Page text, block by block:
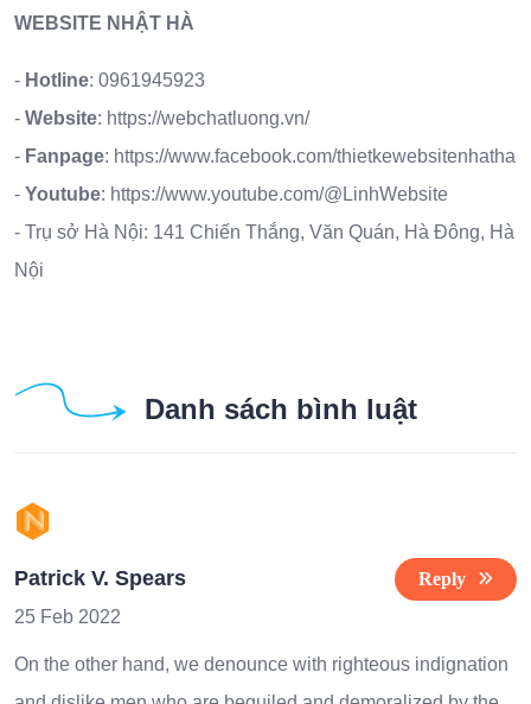
WEBSITE NHẬT HÀ
- Hotline: 0961945923
- Website: https://webchatluong.vn/
- Fanpage: https://www.facebook.com/thietkewebsitenhatha
- Youtube: https://www.youtube.com/@LinhWebsite
- Trụ sở Hà Nội: 141 Chiến Thắng, Văn Quán, Hà Đông, Hà
Nội
Danh sách bình luật
Patrick V. Spears
Reply
25 Feb 2022
On the other hand, we denounce with righteous indignation